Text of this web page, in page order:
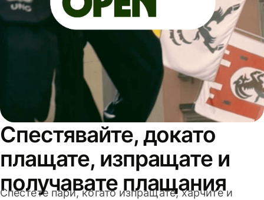
Спестявайте, докато
плащате, изпращате и
получавате плащания
Спестете пари, когато изпращате, харчите и